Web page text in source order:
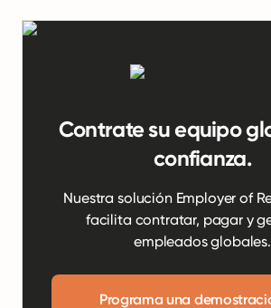
Contrate su equipo
confianza.
Nuestra solución Employer of
facilita contratar, pagar y
empleados globales.
Programa una